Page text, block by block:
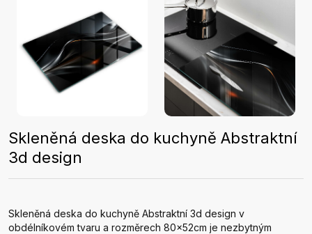
Skleněná deska do kuchyně Abstraktní
3d design
Skleněná deska do kuchyně Abstraktní 3d design v
obdélníkovém tvaru a rozměrech 80x52cm je nezbytným